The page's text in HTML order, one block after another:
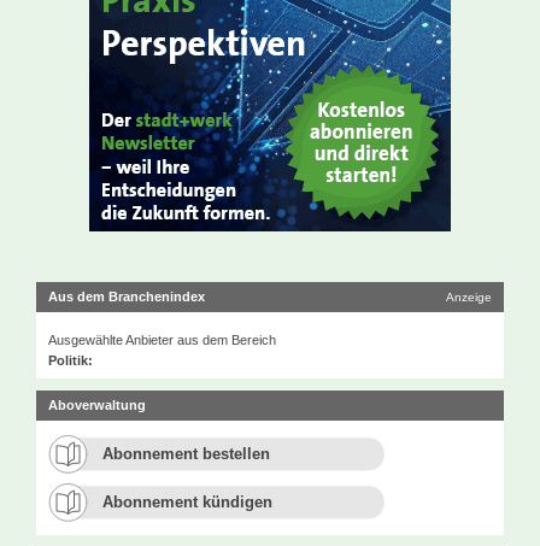
Aus dem Branchenindex Anzeige
Ausgewählte Anbieter aus dem Bereich
Politik:
Aboverwaltung
Abonnement bestellen
Abonnement kündigen